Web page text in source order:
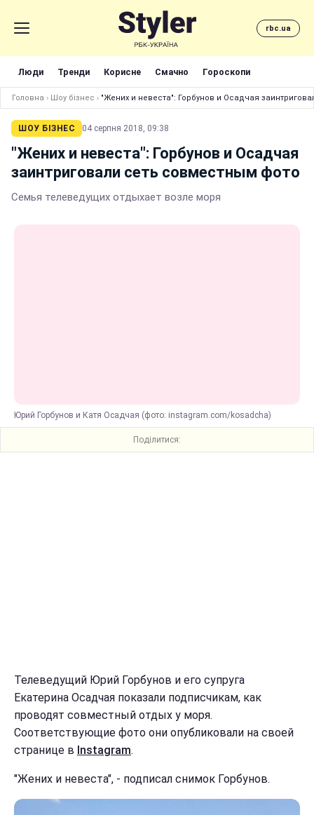
rbc.ua
Люди Тренди Корисне Смачно Гороскопи
Головна › Шоу бізнес › "Жених и невеста": Горбунов и Осадчая
ШОУ БІЗНЕС 04 серпня 2018, 09:38
"Жених и невеста": Горбунов и Осадчая
заинтриговали сеть совместным фото
Семья телеведущих отдыхает возле моря
Юрий Горбунов и Катя Осадчая (фото: instagram.com/kosadcha)
Поділитися:
Телеведущий Юрий Горбунов и его супруга
Екатерина Осадчая показали подписчикам, как
проводят совместный отдых у моря.
Соответствующие фото они опубликовали на своей
странице в Instagram.
"Жених и невеста", - подписал снимок Горбунов.